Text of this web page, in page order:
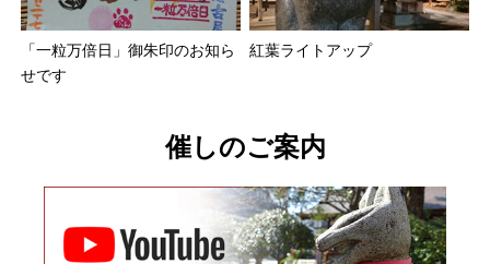
「一粒万倍日」御朱印のお知ら
せです
紅葉ライトアップ
催しのご案内